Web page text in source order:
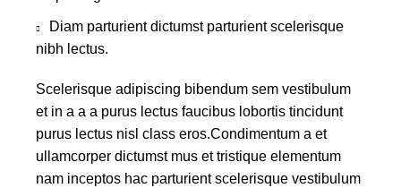
Diam parturient dictumst parturient scelerisque
nibh lectus.
Scelerisque adipiscing bibendum sem vestibulum
et in a a a purus lectus faucibus lobortis tincidunt
purus lectus nisl class eros.Condimentum a et
ullamcorper dictumst mus et tristique elementum
nam inceptos hac parturient scelerisque vestibulum